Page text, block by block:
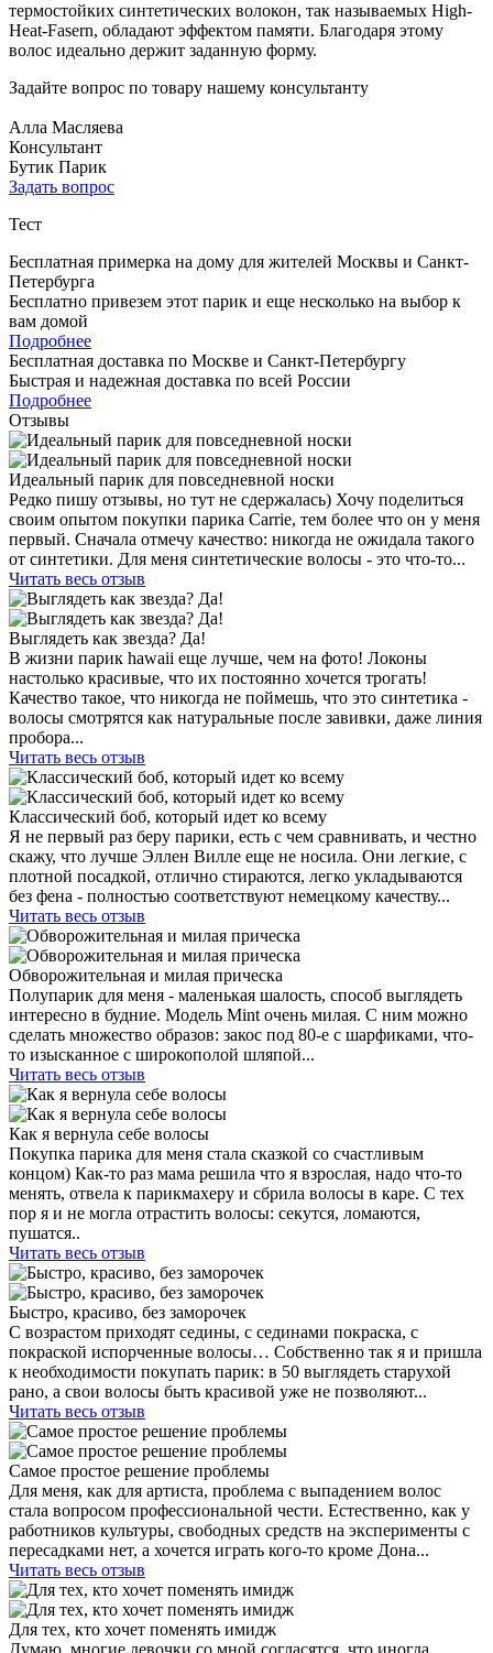
термостойких синтетических волокон, так называемых High-
Heat-Fasern, обладают эффектом памяти. Благодаря этому
волос идеально держит заданную форму.
Задайте вопрос по товару нашему консультанту
Алла Масляева
Консультант
Бутик Парик
Задать вопрос
Тест
Бесплатная примерка на дому для жителей Москвы и Санкт-
Петербурга
Бесплатно привезем этот парик и еще несколько на выбор к
вам домой
Подробнее
Бесплатная доставка по Москве и Санкт-Петербургу
Быстрая и надежная доставка по всей России
Подробнее
Отзывы
Идеальный парик для повседневной носки
Редко пишу отзывы, но тут не сдержалась) Хочу поделиться
своим опытом покупки парика Carrie, тем более что он у меня
первый. Сначала отмечу качество: никогда не ожидала такого
от синтетики. Для меня синтетические волосы - это что-то...
Читать весь отзыв
Выглядеть как звезда? Да!
В жизни парик hawaii еще лучше, чем на фото! Локоны
настолько красивые, что их постоянно хочется трогать!
Качество такое, что никогда не поймешь, что это синтетика -
волосы смотрятся как натуральные после завивки, даже линия
пробора...
Читать весь отзыв
Классический боб, который идет ко всему
Я не первый раз беру парики, есть с чем сравнивать, и честно
скажу, что лучше Эллен Вилле еще не носила. Они легкие, с
плотной посадкой, отлично стираются, легко укладываются
без фена - полностью соответствуют немецкому качеству...
Читать весь отзыв
Обворожительная и милая прическа
Полупарик для меня - маленькая шалость, способ выглядеть
интересно в будние. Модель Mint очень милая. С ним можно
сделать множество образов: закос под 80-е с шарфиками, что-
то изысканное с широкополой шляпой...
Читать весь отзыв
Как я вернула себе волосы
Покупка парика для меня стала сказкой со счастливым
концом) Как-то раз мама решила что я взрослая, надо что-то
менять, отвела к парикмахеру и сбрила волосы в каре. С тех
пор я и не могла отрастить волосы: секутся, ломаются,
пушатся..
Читать весь отзыв
Быстро, красиво, без заморочек
С возрастом приходят седины, с сединами покраска, с
покраской испорченные волосы… Собственно так я и пришла
к необходимости покупать парик: в 50 выглядеть старухой
рано, а свои волосы быть красивой уже не позволяют...
Читать весь отзыв
Самое простое решение проблемы
Для меня, как для артиста, проблема с выпадением волос
стала вопросом профессиональной чести. Естественно, как у
работников культуры, свободных средств на эксперименты с
пересадками нет, а хочется играть кого-то кроме Дона...
Читать весь отзыв
Для тех, кто хочет поменять имидж